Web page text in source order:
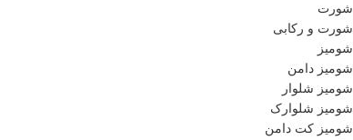
شورت
شورت و رکابی
شومیز
شومیز دامن
شومیز شلوار
شومیز شلوارک
شومیز کت دامن